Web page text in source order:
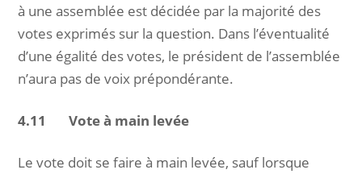
à une assemblée est décidée par la majorité des
votes exprimés sur la question. Dans l’éventualité
d’une égalité des votes, le président de l’assemblée
n’aura pas de voix prépondérante.
4.11 Vote à main levée
Le vote doit se faire à main levée, sauf lorsque